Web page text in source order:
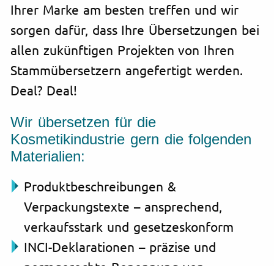
Ihrer Marke am besten treffen und wir
sorgen dafür, dass Ihre Übersetzungen bei
allen zukünftigen Projekten von Ihren
Stammübersetzern angefertigt werden.
Deal? Deal!
Wir übersetzen für die
Kosmetikindustrie gern die folgenden
Materialien:
Produktbeschreibungen &
Verpackungstexte – ansprechend,
verkaufsstark und gesetzeskonform
INCI-Deklarationen – präzise und